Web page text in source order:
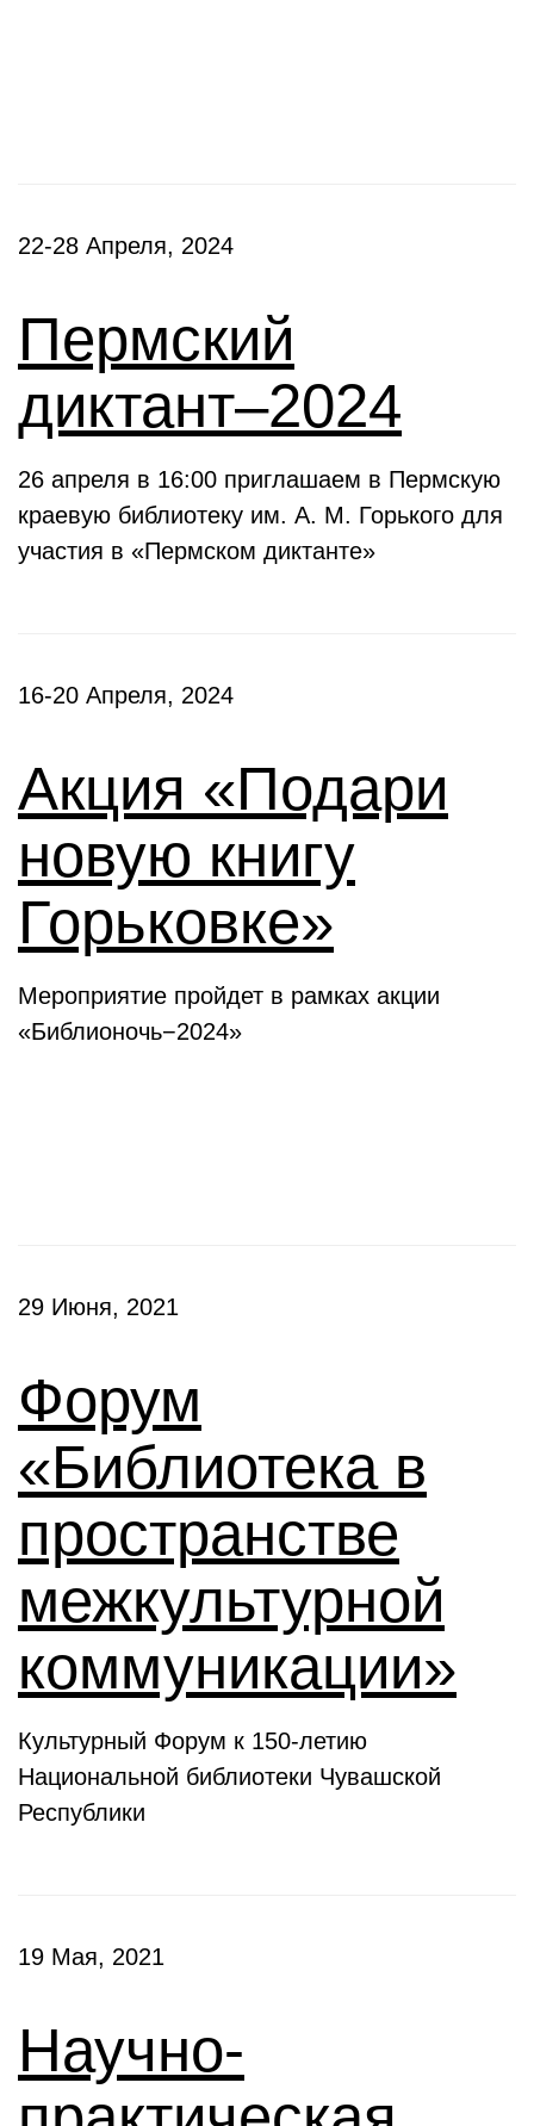
22-28 Апреля, 2024
Пермский
диктант–2024
26 апреля в 16:00 приглашаем в Пермскую
краевую библиотеку им. А. М. Горького для
участия в «Пермском диктанте»
16-20 Апреля, 2024
Акция «Подари
новую книгу
Горьковке»
Мероприятие пройдет в рамках акции
«Библионочь−2024»
29 Июня, 2021
Форум
«Библиотека в
пространстве
межкультурной
коммуникации»
Культурный Форум к 150-летию
Национальной библиотеки Чувашской
Республики
19 Мая, 2021
Научно-